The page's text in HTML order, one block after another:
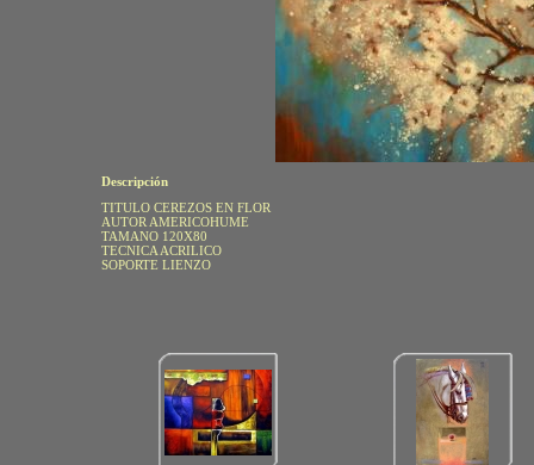
Descripción
TITULO CEREZOS EN FLOR
AUTOR AMERICOHUME
TAMANO 120X80
TECNICA ACRILICO
SOPORTE LIENZO